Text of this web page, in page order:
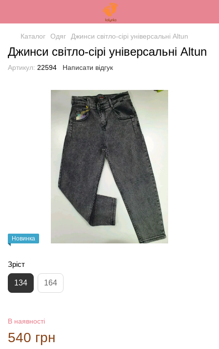
Каталог Одяг Джинси світло-сірі універсальні Altun
Джинси світло-сірі універсальні Altun
Артикул: 22594 Написати відгук
Новинка
Зріст
134 164
В наявності
540 грн